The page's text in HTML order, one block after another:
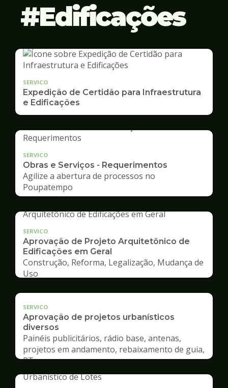
Edificações
SERVICO
Expedição de Certidão para Infraestrutura
e Edificações
SERVICO
Obras e Serviços - Requerimentos
Agilize a abertura de processos no
Poupatempo
SERVICO
Aprovação de Projeto Arquitetônico de
Edificações em Geral
Construção, Reforma, Legalização, Mudança de
Uso
SERVICO
Aprovação de projetos urbanísticos
diversos
Painéis publicitários, rádio base, antenas,
projetos em andamento, rebaixamento de guia,
RT